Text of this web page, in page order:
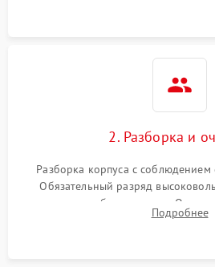
2. Разборка и
Разборка корпуса с соблюдением
Обязательный разряд
вспышки для безопасности.
пыли, песка и следов влаги с
Подробнее